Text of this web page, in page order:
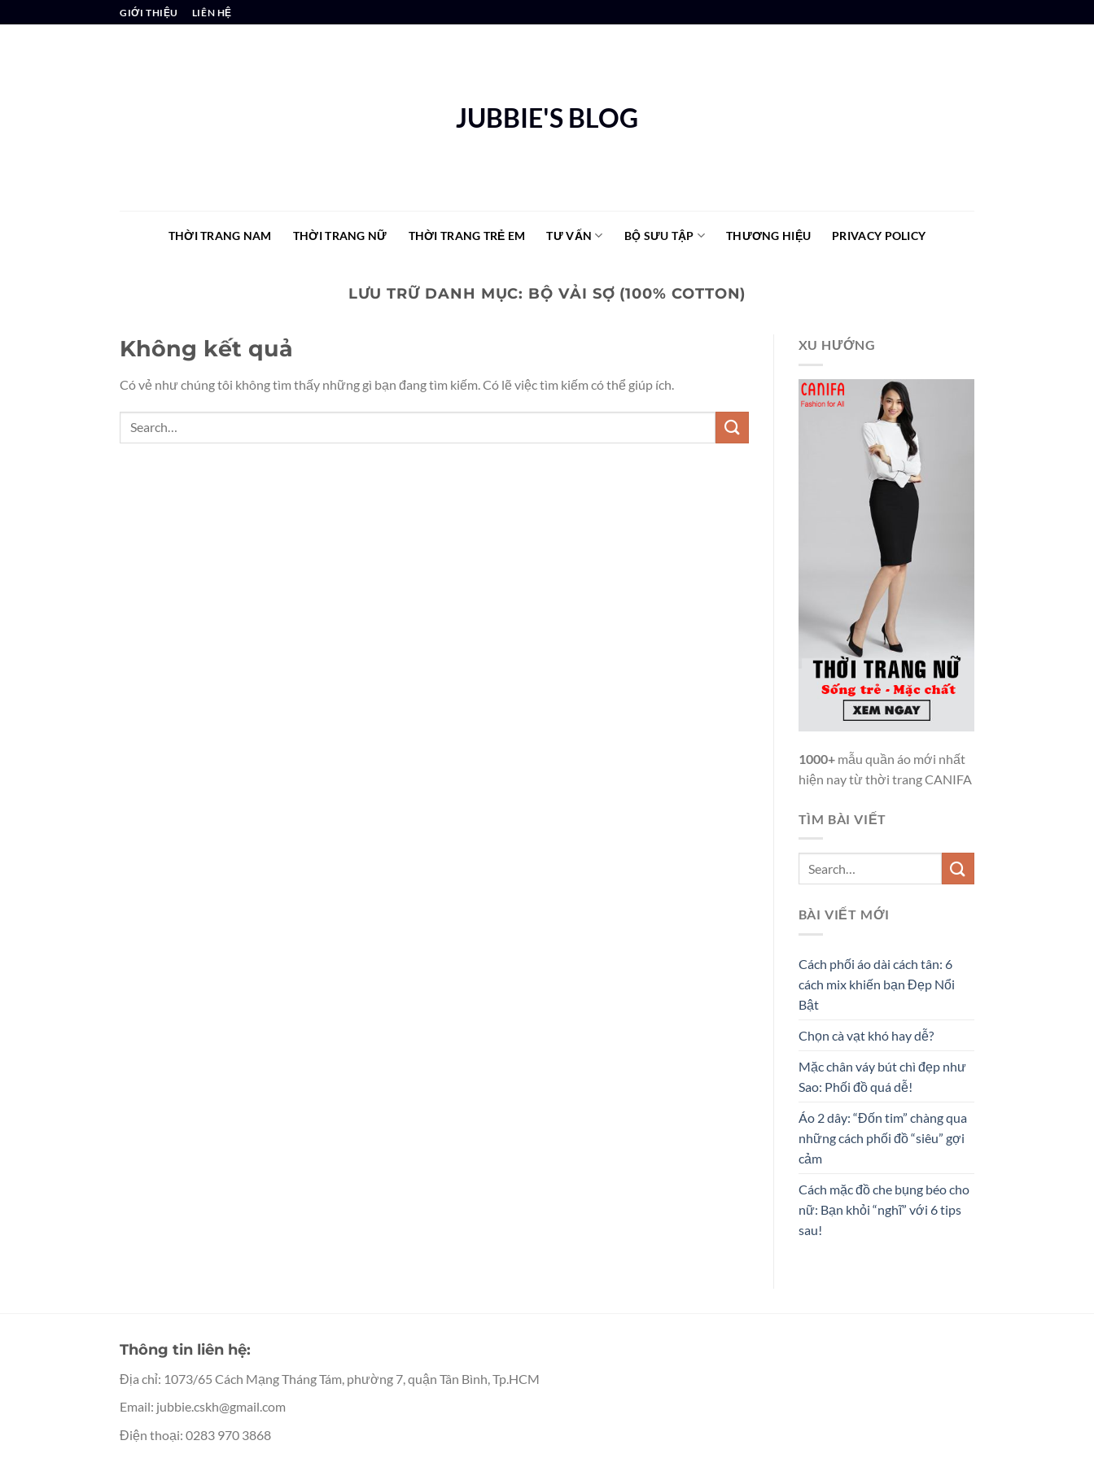
đến
GIỚI THIỆU LIÊN HỆ
JUBBIE'S BLOG
THỜI TRANG NAM THỜI TRANG NỮ THỜI TRANG TRẺ EM TƯ VẤN BỘ SƯU TẬP THƯƠNG HIỆU PRIVACY POLICY
LƯU TRỮ DANH MỤC: BỘ VẢI SỢ (100% COTTON)
Không kết quả
Có vẻ như chúng tôi không tìm thấy những gì bạn đang tìm kiếm. Có lẽ việc tìm kiếm có thể giúp ích.
XU HƯỚNG
1000+mẫu quần áo mới nhất
hiện nay từ thời trang CANIFA
TÌM BÀI VIẾT
BÀI VIẾT MỚI
Cách phối áo dài cách tân: 6
cách mix khiến bạn Đẹp Nổi
Bật
Chọn cà vạt khó hay dễ?
Mặc chân váy bút chì đẹp như
Sao: Phối đồ quá dễ!
Áo 2 dây: “Đốn tim” chàng qua
những cách phối đồ “siêu” gợi
cảm
Cách mặc đồ che bụng béo cho
nữ: Bạn khỏi “nghĩ” với 6 tips
sau!
Thông tin liên hệ:
Địa chỉ: 1073/65 Cách Mạng Tháng Tám, phường 7, quận Tân Bình, Tp.HCM
Email: jubbie.cskh@gmail.com
Điện thoại: 0283 970 3868